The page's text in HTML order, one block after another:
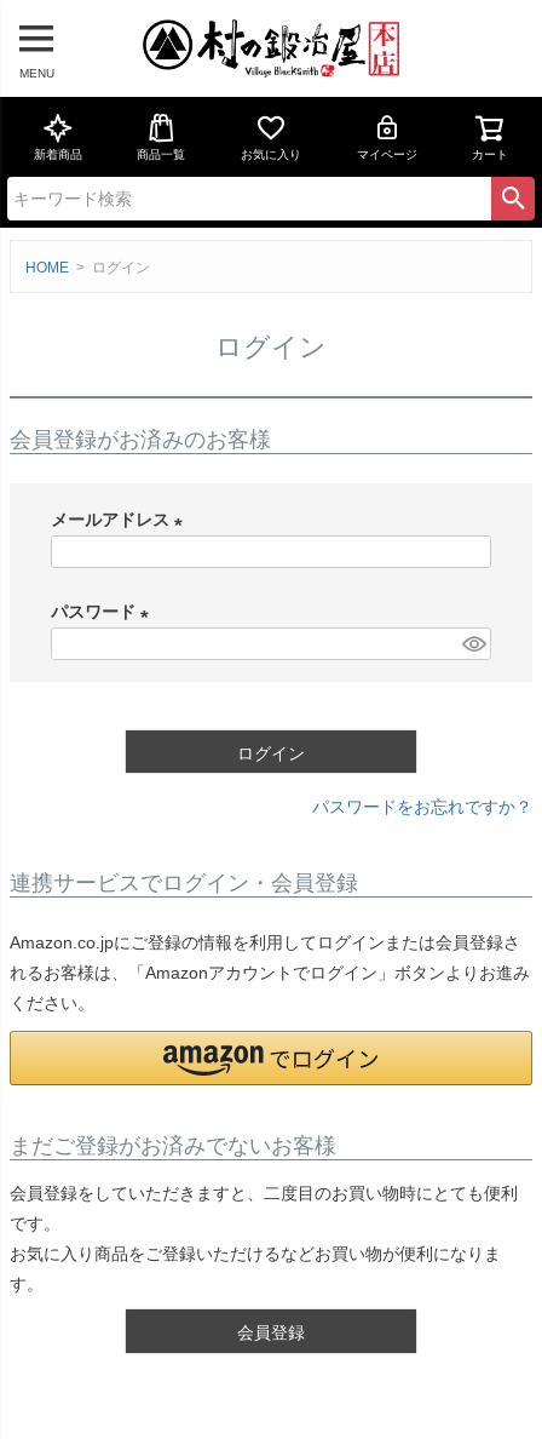
MENU
新着商品 商品一覧 お気に入り マイページ カート
HOME ログイン
ログイン
会員登録がお済みのお客様
メールアドレス
パスワード
ログイン
パスワードをお忘れですか？
連携サービスでログイン・会員登録
Amazon.co.jpにご登録の情報を利用してログインまたは会員登録さ
れるお客様は、「Amazonアカウントでログイン」ボタンよりお進み
ください。
まだご登録がお済みでないお客様
会員登録をしていただきますと、二度目のお買い物時にとても便利
です。
お気に入り商品をご登録いただけるなどお買い物が便利になりま
す。
会員登録